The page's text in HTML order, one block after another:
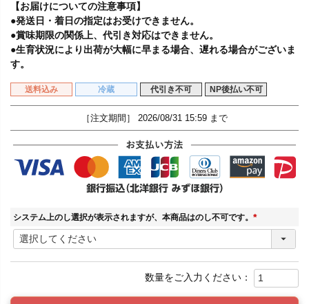
【お届けについての注意事項】
●発送日・着日の指定はお受けできません。
●賞味期限の関係上、代引き対応はできません。
●生育状況により出荷が大幅に早まる場合、遅れる場合がございま
す。
送料込み 冷蔵 代引き不可 NP後払い不可
［注文期間］ 2026/08/31 15:59
システム上のし選択が表示されますが、本商品はのし不可です。
(
)